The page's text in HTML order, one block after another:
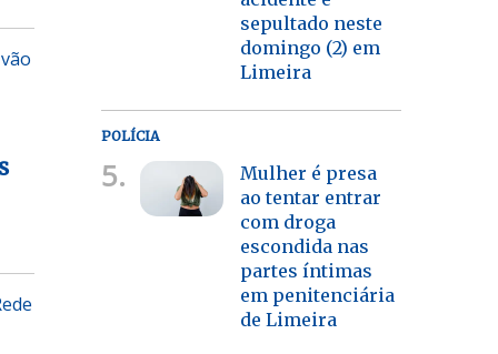
sepultado neste
domingo (2) em
Limeira
POLÍCIA
5.
Mulher é presa
ao tentar entrar
com droga
escondida nas
partes íntimas
em penitenciária
de Limeira